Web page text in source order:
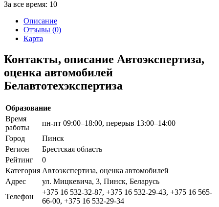
За все время: 10
Описание
Отзывы (0)
Карта
Контакты, описание Автоэкспертиза,
оценка автомобилей
Белавтотехэкспертиза
Образование
Время
работы
пн-пт 09:00–18:00, перерыв 13:00–14:00
Город
Пинск
Регион
Брестская область
Рейтинг
0
Категория Автоэкспертиза, оценка автомобилей
Адрес
ул. Мицкевича, 3, Пинск, Беларусь
Телефон
+375 16 532-32-87, +375 16 532-29-43, +375 16 565-
66-00, +375 16 532-29-34